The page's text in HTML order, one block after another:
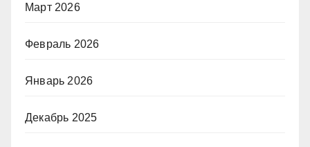
Март 2026
Февраль 2026
Январь 2026
Декабрь 2025